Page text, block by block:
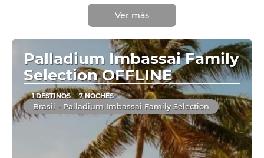
Ver más
Palladium Imbassai Family
Selection OFFLINE
1 DESTINOS 7 NOCHES
Brasil - Palladium Imbassai Family Selection